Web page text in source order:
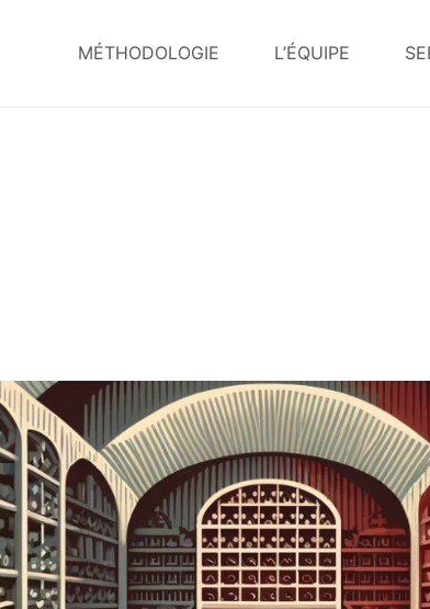
MÉTHODOLOGIE L’ÉQUIPE